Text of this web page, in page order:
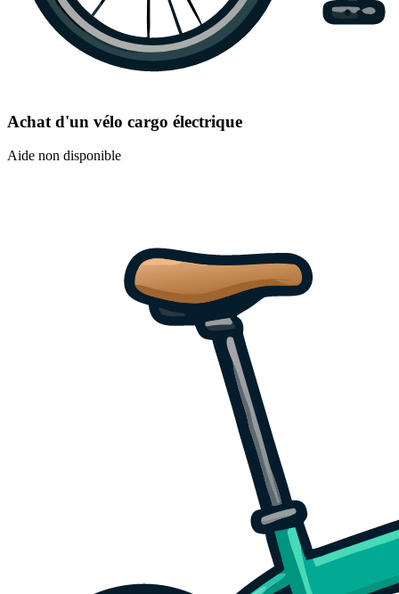
Achat d'un vélo cargo électrique
Aide non disponible